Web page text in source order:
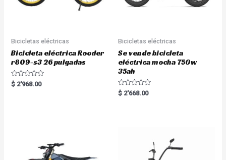
Bicicletas eléctricas
Bicicleta eléctrica Rooder
r809-s3 26 pulgadas
R
a
$ 2'968.00
Bicicletas eléctricas
Se vende bicicleta
eléctrica mocha 750w
35ah
R
a
$ 2'668.00